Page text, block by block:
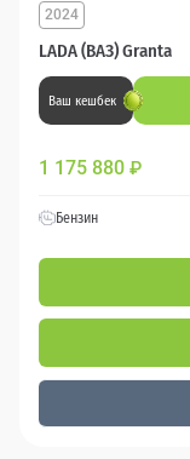
LADA (ВАЗ) Granta
2024
Ваш кешбек
1 175 880 ₽
Бензин